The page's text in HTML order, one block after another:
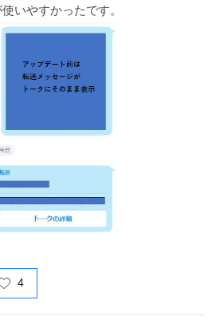
いやすかったです。​
4